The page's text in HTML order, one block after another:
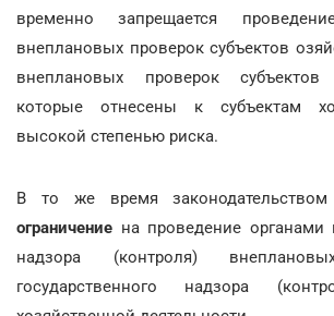
временно запрещается
внеплановых проверок субъектов
внеплановых проверок субъектов
которые отнесены к субъектам
высокой степенью риска.
В то же время
ограничение на проведение органами
надзора (контроля)
государственного надзора